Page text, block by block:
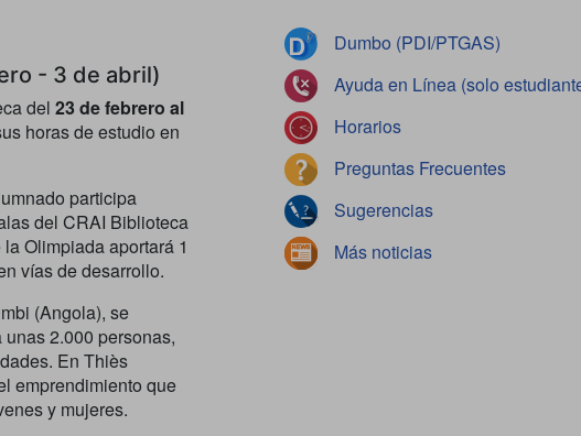
Dumbo (PDI/PTGAS)
Ayuda en Línea (solo
Horarios
Preguntas Frecuentes
Sugerencias
Más noticias
- 3 de abril)
del 23 de febrero al
horas de estudio en
participa
del CRAI Biblioteca
Olimpiada aportará 1
vías de desarrollo.
(Angola), se
2.000 personas,
En Thiès
emprendimiento que
y mujeres.